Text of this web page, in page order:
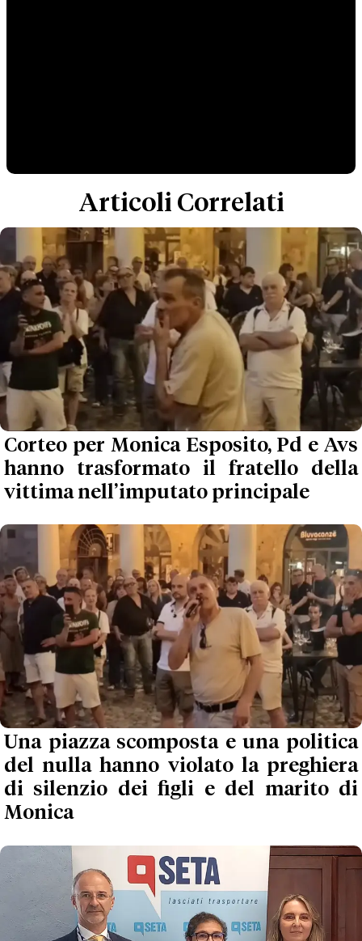
Articoli Correlati
Corteo per Monica Esposito, Pd e Avs
hanno trasformato il fratello della
vittima nell’imputato principale
Una piazza scomposta e una politica
del nulla hanno violato la preghiera
di silenzio dei figli e del marito di
Monica